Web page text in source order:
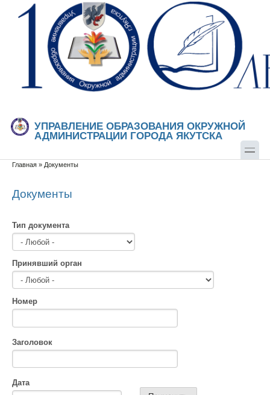
Перейти к основному содержанию
Skip to search
УПРАВЛЕНИЕ ОБРАЗОВАНИЯ ОКРУЖНОЙ
АДМИНИСТРАЦИИ ГОРОДА ЯКУТСКА
Вы здесь
Главная » Документы
Документы
Тип документа
Принявший орган
Номер
Заголовок
Дата